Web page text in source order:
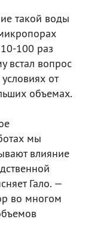
такой воды
100 раз
встал вопрос
от
объемах.
мы
влияние
Гало. —
во многом